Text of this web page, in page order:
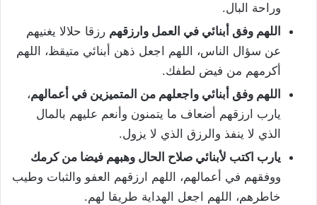
وراحة البال.
اللهم وفق أبنائي في العمل وارزقهم رزقا حلالا يغنيهم
عن سؤال الناس، اللهم اجعل ذهن أبنائي متيقظ، اللهم
أكرمهم من فيض لطفك.
اللهم وفق أبنائي واجعلهم من المتميزين في أعمالهم،
يارب ارزقهم أضعاف ما يتمنون وأنعم عليهم بالمال
الذي لا ينفذ والرزق الذي لا يزول.
يارب اكتب لأبنائي صلاح الحال وهبهم فيضا من كرمك
ووفقهم في أعمالهم، اللهم ارزقهم العفو والثبات وطيب
خاطرهم، اللهم اجعل الهداية طريقا لهم.